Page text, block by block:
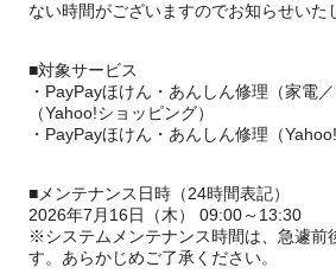
ない時間がございますのでお知らせいた
■対象サービス
・PayPayほけん・あんしん修理（家電
（Yahoo!ショッピング）
・PayPayほけん・あんしん修理（
■メンテナンス日時（24時間表記）
2026年7月16日（木） 09:00～13:30
※システムメンテナンス時間は、急遽前
す。あらかじめご了承ください。